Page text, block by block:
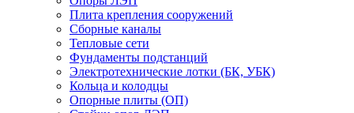
Плита крепления сооружений
Сборные каналы
Тепловые сети
Фундаменты подстанций
Электротехнические лотки (БК, УБК)
Кольца и колодцы
Опорные плиты (ОП)